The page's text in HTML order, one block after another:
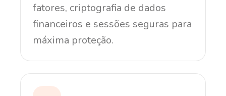
fatores, criptografia de dados
financeiros e sessões seguras para
máxima proteção.